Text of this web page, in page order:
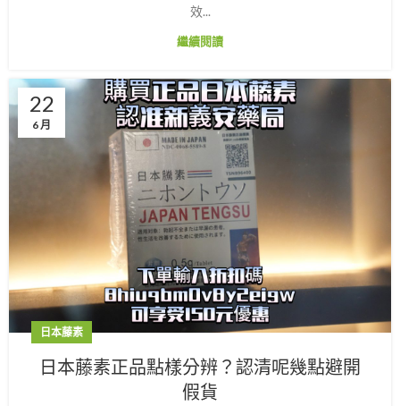
效...
繼續閱讀
22
6 月
日本藤素
日本藤素正品點樣分辨？認清呢幾點避開
假貨